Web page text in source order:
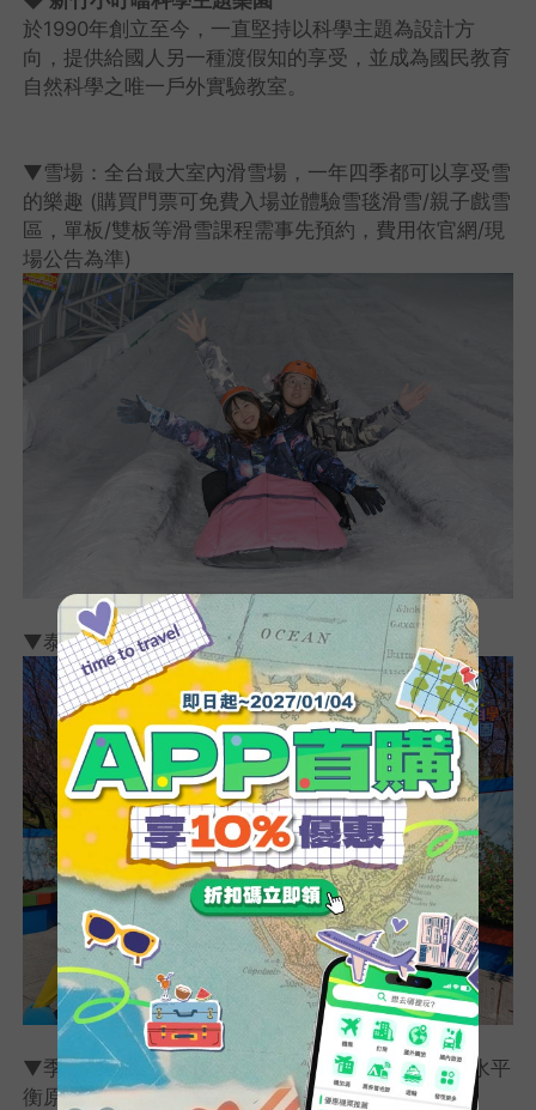
於1990年創立至今，一直堅持以科學主題為設計方
向，提供給國人另一種渡假知的享受，並成為國民教育
自然科學之唯一戶外實驗教室。
▼雪場：全台最大室內滑雪場，一年四季都可以享受雪
的樂趣 (購買門票可免費入場並體驗雪毯滑雪/親子戲雪
區，單板/雙板等滑雪課程需事先預約，費用依官網/現
場公告為準)
▼泰山吼：來測測自己的聲音有多少的分貝呢
▼季節限定－大水桶轟浪趣水樂園：水桶的水利用水平
衡原理從天而降，清涼又消暑